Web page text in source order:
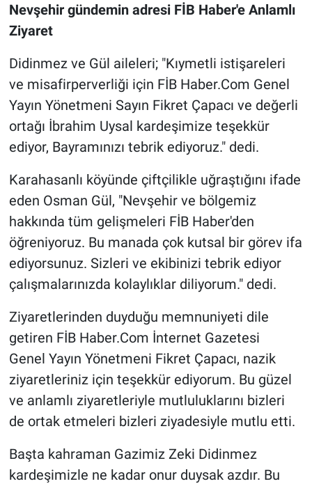
Nevşehir gündemin adresi FİB Haber'e Anlamlı
Ziyaret
Didinmez ve Gül aileleri; "Kıymetli istişareleri
ve misafirperverliği için FİB Haber.Com Genel
Yayın Yönetmeni Sayın Fikret Çapacı ve değerli
ortağı İbrahim Uysal kardeşimize teşekkür
ediyor, Bayramınızı tebrik ediyoruz." dedi.
Karahasanlı köyünde çiftçilikle uğraştığını ifade
eden Osman Gül, "Nevşehir ve bölgemiz
hakkında tüm gelişmeleri FİB Haber'den
öğreniyoruz. Bu manada çok kutsal bir görev ifa
ediyorsunuz. Sizleri ve ekibinizi tebrik ediyor
çalışmalarınızda kolaylıklar diliyorum." dedi.
Ziyaretlerinden duyduğu memnuniyeti dile
getiren FİB Haber.Com İnternet Gazetesi
Genel Yayın Yönetmeni Fikret Çapacı, nazik
ziyaretleriniz için teşekkür ediyorum. Bu güzel
ve anlamlı ziyaretleriyle mutluluklarını bizleri
de ortak etmeleri bizleri ziyadesiyle mutlu etti.
Başta kahraman Gazimiz Zeki Didinmez
kardeşimizle ne kadar onur duysak azdır. Bu
Asayiş
Kültür - Sanat
Politika
Magazin
Haberde İnsan